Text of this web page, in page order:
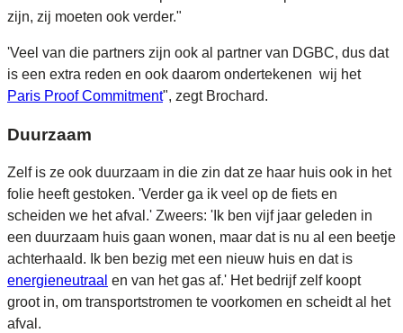
zijn, zij moeten ook verder."
'Veel van die partners zijn ook al partner van DGBC, dus dat
is een extra reden en ook daarom ondertekenen wij het
Paris Proof Commitment", zegt Brochard.
Duurzaam
Zelf is ze ook duurzaam in die zin dat ze haar huis ook in het
folie heeft gestoken. 'Verder ga ik veel op de fiets en
scheiden we het afval.' Zweers: 'Ik ben vijf jaar geleden in
een duurzaam huis gaan wonen, maar dat is nu al een beetje
achterhaald. Ik ben bezig met een nieuw huis en dat is
energieneutraal en van het gas af.' Het bedrijf zelf koopt
groot in, om transportstromen te voorkomen en scheidt al het
afval.